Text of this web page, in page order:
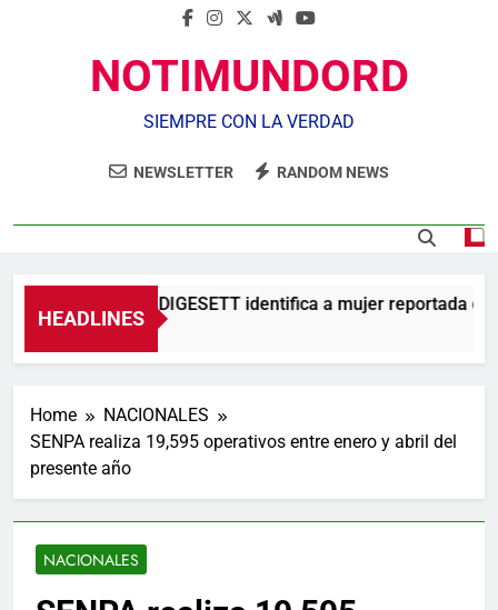
NOTIMUNDORD
SIEMPRE CON LA VERDAD
NEWSLETTER RANDOM NEWS
HEADLINES
Agente de la DIGESETT identifica a mujer reportada
11 Horas Ago
Home
NACIONALES
SENPA realiza 19,595 operativos entre enero y abril del
presente año
NACIONALES